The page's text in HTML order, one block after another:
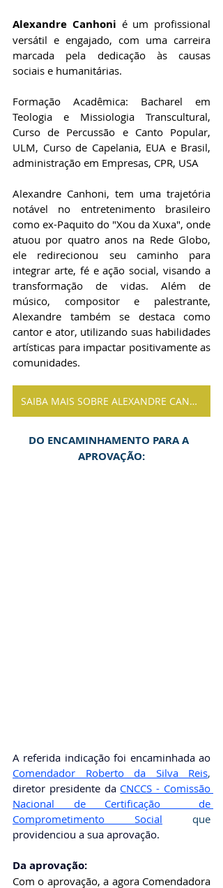
Alexandre Canhoni é um profissional
versátil e engajado, com uma carreira
marcada pela dedicação às causas
sociais e humanitárias.
Formação Acadêmica: Bacharel em
Teologia e Missiologia Transcultural,
Curso de Percussão e Canto Popular,
ULM, Curso de Capelania, EUA e Brasil,
administração em Empresas, CPR, USA
Alexandre Canhoni, tem uma trajetória
notável no entretenimento brasileiro
como ex-Paquito do "Xou da Xuxa", onde
atuou por quatro anos na Rede Globo,
ele redirecionou seu caminho para
integrar arte, fé e ação social, visando a
transformação de vidas. Além de
músico, compositor e palestrante,
Alexandre também se destaca como
cantor e ator, utilizando suas habilidades
artísticas para impactar positivamente as
comunidades.
SAIBA MAIS SOBRE ALEXANDRE CANHONI
DO ENCAMINHAMENTO PARA A
APROVAÇÃO:
Comendador Roberto da Silva Reis
diretor presidente da CNCCS - Comissão
Nacional de Certificação  de
Comprometimento Social
providenciou a sua aprovação.
Da aprovação: